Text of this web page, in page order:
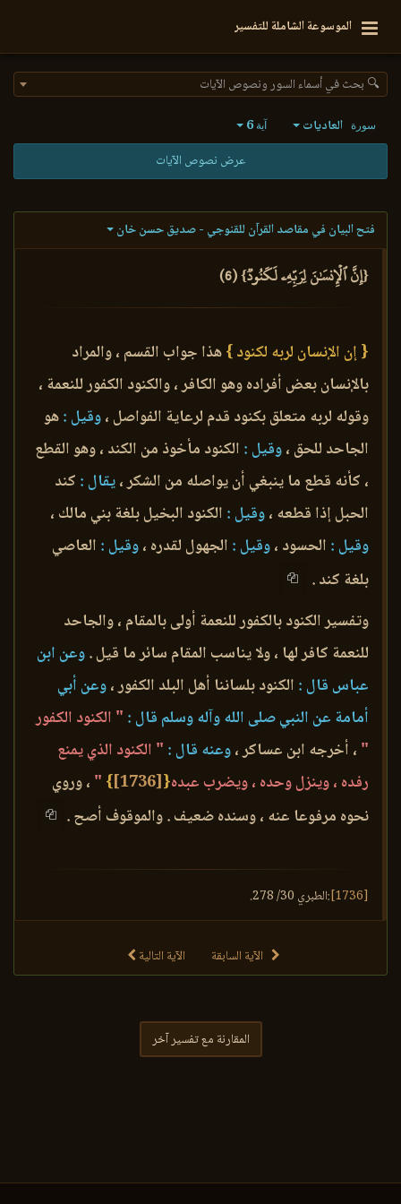
الموسوعة الشاملة للتفسير
🔍 بحث في أسماء السور ونصوص الآيات
سورة العاديات آية6
عرض نصوص الآيات
فتح البيان في مقاصد القرآن للقنوجي - صديق حسن خان
{إِنَّ ٱلۡإِنسَٰنَ لِرَبِّهِۦ لَكَنُودٞ} (6)
{ إن الإنسان لربه لكنود }هذا جواب القسم ، والمراد
بالإنسان بعض أفراده وهو الكافر ، والكنود الكفور للنعمة ،
وقوله لربه متعلق بكنود قدم لرعاية الفواصل ،وقيل :هو
الجاحد للحق ،وقيل : الكنود مأخوذ من الكند ، وهو القطع
، كأنه قطع ما ينبغي أن يواصله من الشكر ،يقال : كند
الحبل إذا قطعه ،وقيل : الكنود البخيل بلغة بني مالك ،
وقيل : الحسود ،وقيل : الجهول لقدره ،وقيل : العاصي
بلغة كند .
وتفسير الكنود بالكفور للنعمة أولى بالمقام ، والجاحد
للنعمة كافر لها ، ولا يناسب المقام سائر ما قيل .وعن ابن
عباس قال : الكنود بلساننا أهل البلد الكفور ،وعن أبي
أمامة عن النبي صلى الله وآله وسلم قال : " الكنود الكفور
" ، أخرجه ابن عساكر ،وعنه قال : " الكنود الذي يمنع
رفده ، وينزل وحده ، ويضرب عبده{
[1736]
}
" ، وروي
نحوه مرفوعا عنه ، وسنده ضعيف . والموقوف أصح .
[1736] :الطبري 30/ 278.
الآية السابقة الآية التالية
المقارنة مع تفسير آخر